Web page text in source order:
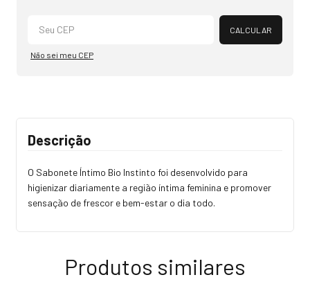
Alterar CEP
CALCULAR
Não sei meu CEP
Descrição
O Sabonete Íntimo Bio Instinto foi desenvolvido para
higienizar diariamente a região íntima feminina e promover
sensação de frescor e bem-estar o dia todo.
Produtos similares